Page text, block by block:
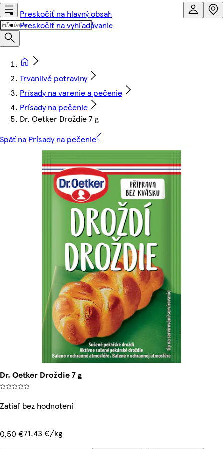
Preskočiť na hlavný obsah
Preskočiť na vyhľadávanie
Trvanlivé potraviny
Prísady na varenie a pečenie
Prísady na pečenie
Dr. Oetker Droždie 7 g
Späť na Prísady na pečenie
Dr. Oetker Droždie 7 g
Zatiaľ bez hodnotení
0,50 €71,43 €/kg